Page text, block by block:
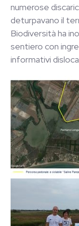
numerose
deturpavano il
Biodiversità ha
sentiero con
informativi